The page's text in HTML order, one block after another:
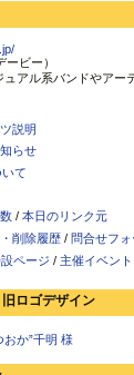
ビー）
アル系バンドやアー
説明
らせ
て
/ 本日のリンク元
削除履歴 / 問合せフォ
ページ / 主催イベント
ロゴデザイン
おか”千明 様